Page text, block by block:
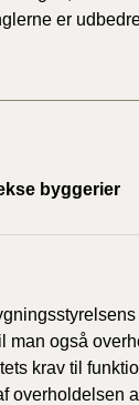
er
byggerier
man også
krav til
overholdelsen